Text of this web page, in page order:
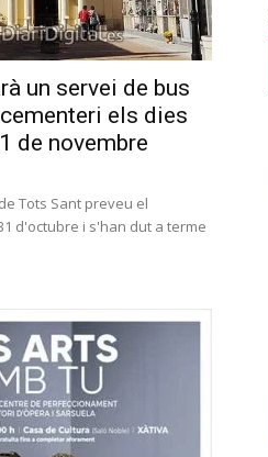
un servei de bus
els dies
de novembre
Tots Sant preveu el
d'octubre i s'han dut a terme